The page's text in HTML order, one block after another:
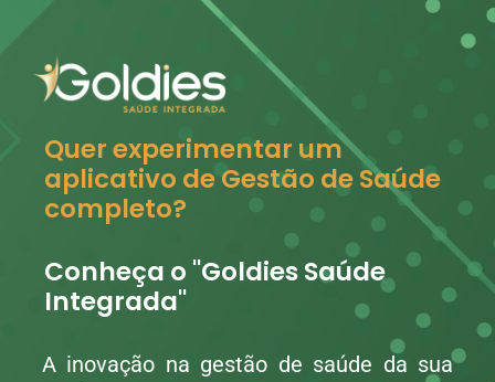
Quer experimentar um
aplicativo de Gestão de Saúde
completo?
Conheça o "Goldies Saúde
Integrada"
A inovação na gestão de saúde da sua